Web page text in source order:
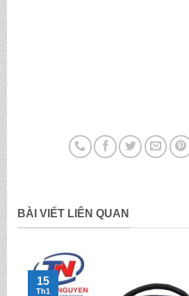
BÀI VIẾT LIÊN QUAN
15
Th1